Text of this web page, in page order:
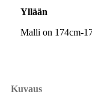
Yllään
Malli on 174cm-
Kuvaus